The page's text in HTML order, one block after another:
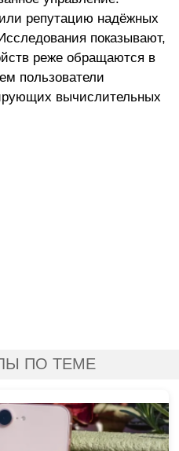
репутацию надёжных
показывают,
реже обращаются в
пользователи
вычислительных
ПО ТЕМЕ